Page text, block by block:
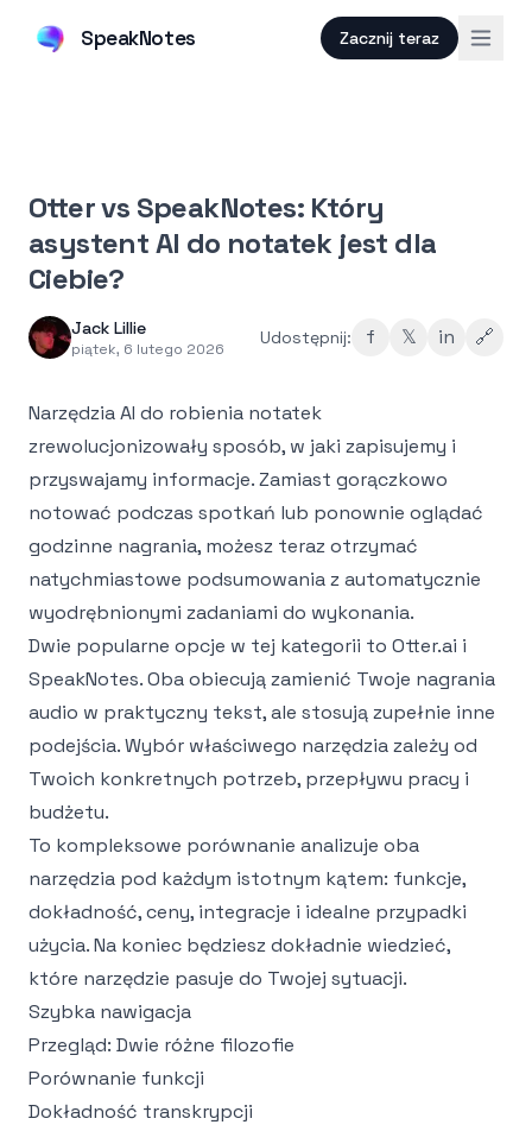
SpeakNotes Zacznij teraz
Otter vs SpeakNotes: Który
asystent AI do notatek jest dla
Ciebie?
Jack Lillie
piątek, 6 lutego 2026
Udostępnij: f 𝕏 in 🔗
Narzędzia AI do robienia notatek
zrewolucjonizowały sposób, w jaki zapisujemy i
przyswajamy informacje. Zamiast gorączkowo
notować podczas spotkań lub ponownie oglądać
godzinne nagrania, możesz teraz otrzymać
natychmiastowe podsumowania z automatycznie
wyodrębnionymi zadaniami do wykonania.
Dwie popularne opcje w tej kategorii to Otter.ai i
SpeakNotes. Oba obiecują zamienić Twoje nagrania
audio w praktyczny tekst, ale stosują zupełnie inne
podejścia. Wybór właściwego narzędzia zależy od
Twoich konkretnych potrzeb, przepływu pracy i
budżetu.
To kompleksowe porównanie analizuje oba
narzędzia pod każdym istotnym kątem: funkcje,
dokładność, ceny, integracje i idealne przypadki
użycia. Na koniec będziesz dokładnie wiedzieć,
które narzędzie pasuje do Twojej sytuacji.
Szybka nawigacja
Przegląd: Dwie różne filozofie
Porównanie funkcji
Dokładność transkrypcji